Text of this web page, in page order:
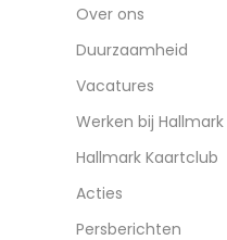
Over ons
Duurzaamheid
Vacatures
Werken bij Hallmark
Hallmark Kaartclub
Acties
Persberichten